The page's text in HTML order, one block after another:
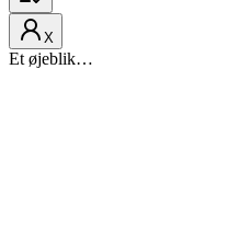
X
Et øjeblik…